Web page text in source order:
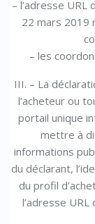
– l’adresse URL
22 mars 2019
– les
III. – La
l’acheteur ou
portail unique
mettre à
informations
du déclarant,
du profil
l’adresse